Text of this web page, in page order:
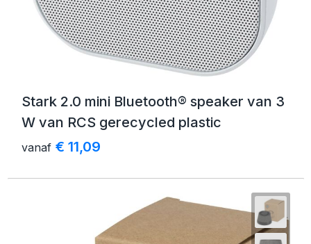
Stark 2.0 mini Bluetooth® speaker van 3
W van RCS gerecycled plastic
vanaf € 11,09